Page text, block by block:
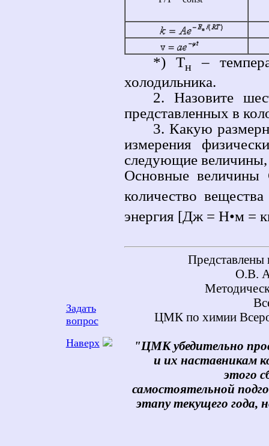
*) Тн–
холодильника.
2. Назовите
представленных в
3. Какую
измерения
следующие
Основные
количество
энергия [Дж = Н•м =
Задать
вопрос
Наверх
Представлены
О.В.
ЦМК по химии
"ЦМК убедительно
и их наставникам
этого
самостоятельной
этапу текущего